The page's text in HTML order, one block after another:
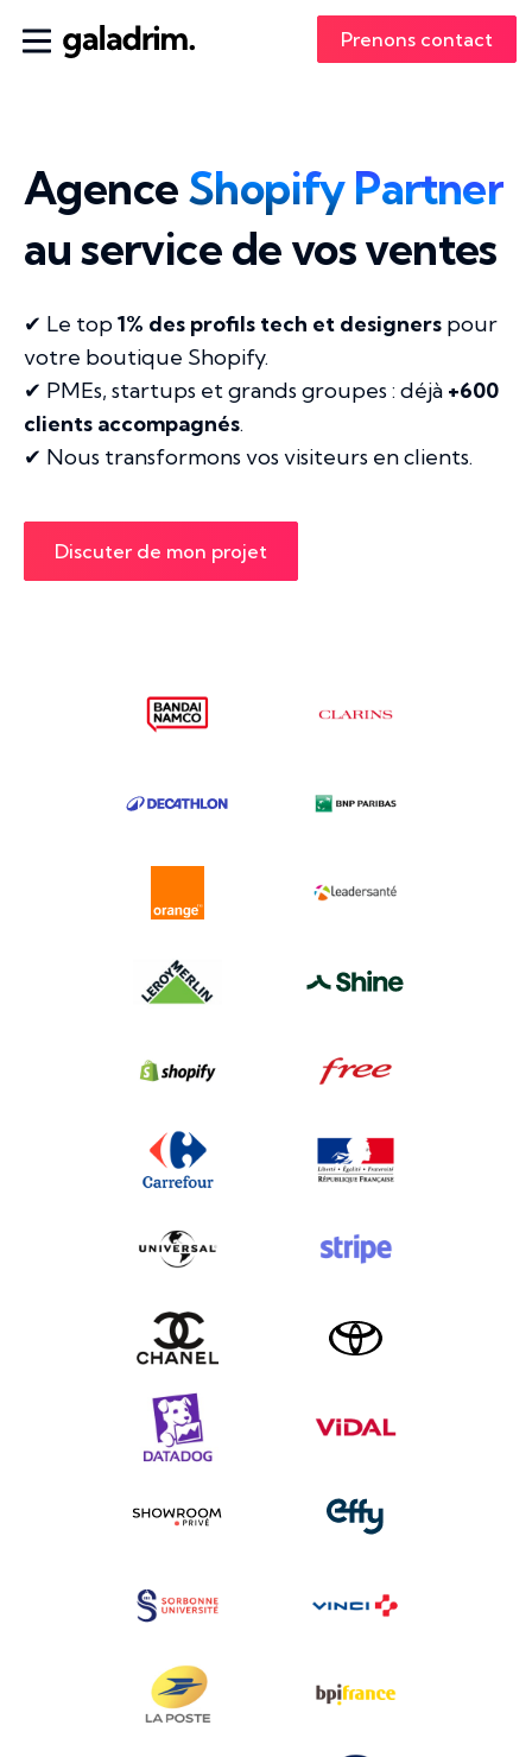
Prenons contact
Agence Shopify Partner
au service de vos ventes
✔︎ Le top1% des profils tech et designers pour
votre boutique Shopify.
✔︎ PMEs, startups et grands groupes : déjà +600
clients accompagnés.
✔︎ Nous transformons vos visiteurs en clients.
Discuter de mon projet